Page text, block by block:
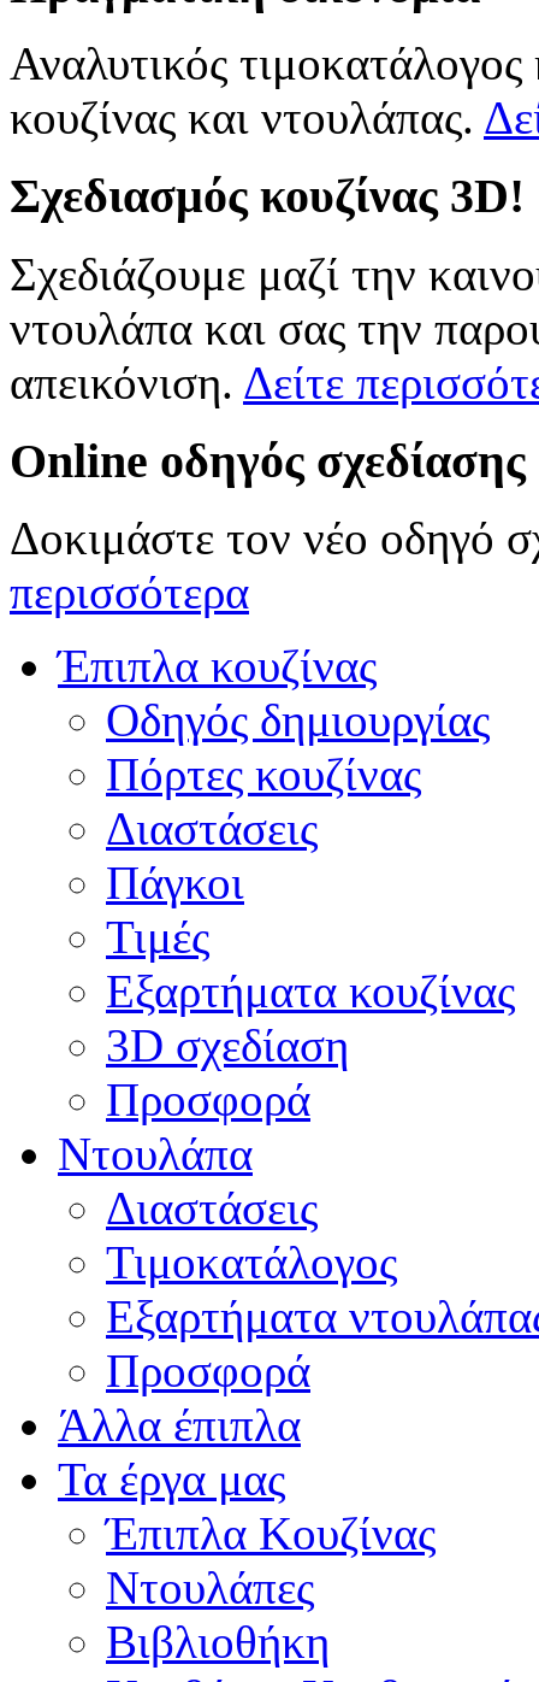
Αναλυτικός
κουζίνας και ντουλάπας.
Σχεδιασμός κουζίνας 3D!
Σχεδιάζουμε μαζί την
ντουλάπα και σας την
απεικόνιση. Δείτε
Online οδηγός σχεδίασης
Δοκιμάστε τον νέο οδηγό
περισσότερα
Έπιπλα κουζίνας
Οδηγός δημιουργίας
Πόρτες κουζίνας
Διαστάσεις
Πάγκοι
Τιμές
Εξαρτήματα κουζίνας
3D σχεδίαση
Προσφορά
Ντουλάπα
Διαστάσεις
Τιμοκατάλογος
Εξαρτήματα
Προσφορά
Άλλα έπιπλα
Τα έργα μας
Έπιπλα Κουζίνας
Ντουλάπες
Βιβλιοθήκη